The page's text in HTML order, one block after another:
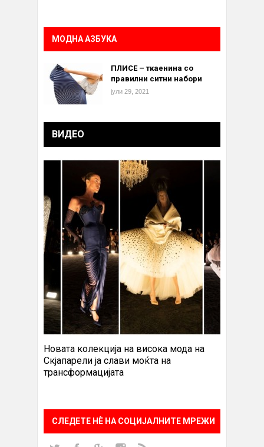
МОДНА АЗБУКА
ПЛИСЕ – ткаенина со
правилни ситни набори
јули 29, 2021
ВИДЕО
Новата колекција на висока мода на
Скјапарели ја слави моќта на
трансформацијата
СЛЕДЕТЕ НÈ НА СОЦИЈАЛНИТЕ МРЕЖИ